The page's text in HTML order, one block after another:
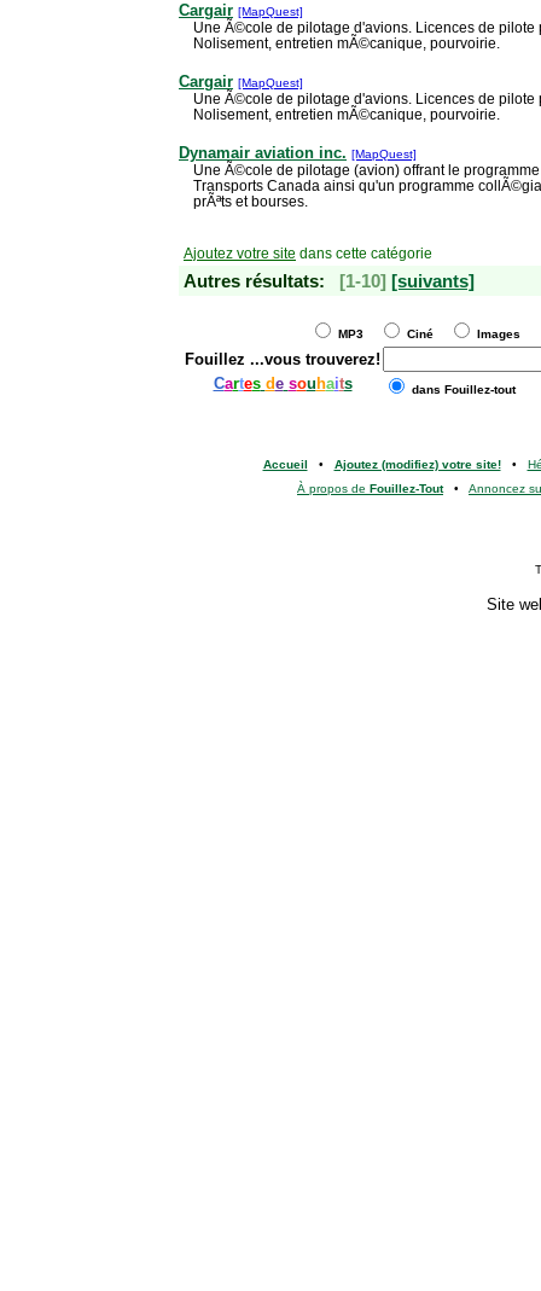
Cargair [MapQuest]
Une Ã©cole de pilotage d'avions. Licences de
Nolisement, entretien mÃ©canique, pourvoirie.
Cargair [MapQuest]
Une Ã©cole de pilotage d'avions. Licences de
Nolisement, entretien mÃ©canique, pourvoirie.
Dynamair aviation inc. [MapQuest]
Une Ã©cole de pilotage (avion) offrant le
Transports Canada ainsi qu'un programme
prÃªts et bourses.
Ajoutez votre site dans cette catégorie
Autres résultats: [1-10] [suivants]
MP3 Ciné Images
Fouillez ...vous trouverez!
Cartes de sou haits dans Fouillez-tout
Accueil • Ajoutez (modifiez) votre site!•
À propos de Fouillez-Tout• Annoncez
Site